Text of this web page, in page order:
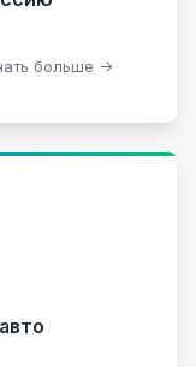
больше →
автомобиля
проверкой